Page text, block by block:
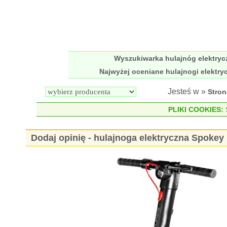
Wyszukiwarka hulajnóg
Najwyżej oceniane hulajnogi
Jesteś w »
PLIKI COOKIES:
Dodaj opinię - hulajnoga elektryczna Spokey